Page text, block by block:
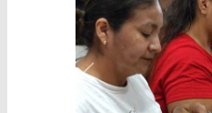
Previous